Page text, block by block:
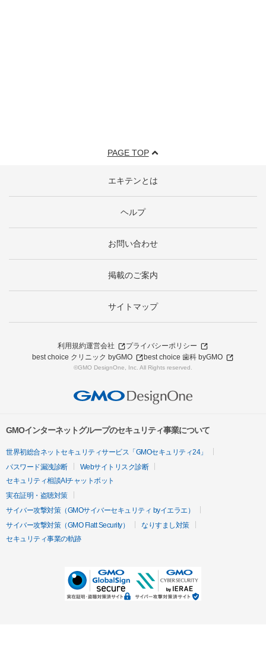
PAGE TOP
エキテンとは
ヘルプ
お問い合わせ
掲載のご案内
サイトマップ
利用規約運営会社
プライバシーポリシー
best choice クリニック byGMO
best choice 歯科 byGMO
©GMO DesignOne, Inc. All Rights reserved.
GMOインターネットグループのセキュリティ事業について
世界初総合ネットセキュリティサービス「GMOセキュリティ24」
パスワード漏洩診断
Webサイトリスク診断
セキュリティ相談AIチャットボット
実在証明・盗聴対策
サイバー攻撃対策（GMOサイバーセキュリティ byイエラエ）
サイバー攻撃対策（GMO Flatt Security）
なりすまし対策
セキュリティ事業の軌跡